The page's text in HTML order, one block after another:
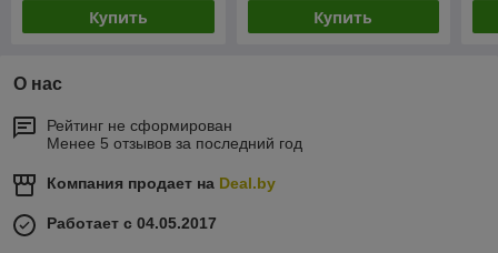
Купить Купить
О нас
Рейтинг не сформирован
Менее 5 отзывов за последний год
Компания продает на Deal.by
Работает с 04.05.2017